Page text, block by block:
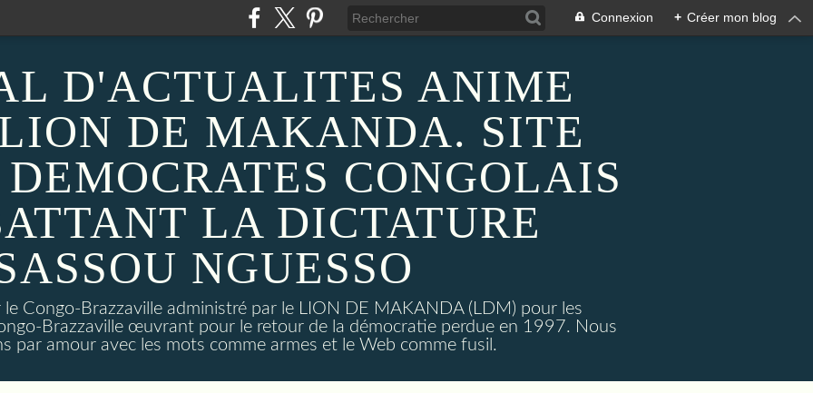
Connexion + Créer mon blog
D'ACTUALITES ANIME
DE MAKANDA. SITE
CONGOLAIS
LA DICTATURE
NGUESSO
Congo-Brazzaville administré par le LION DE MAKANDA (LDM) pour les
Brazzaville œuvrant pour le retour de la démocratie perdue en 1997. Nous
par amour avec les mots comme armes et le Web comme fusil.